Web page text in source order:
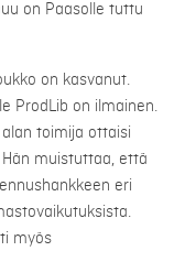
on Paasolle tuttu
on kasvanut.
ProdLib on ilmainen.
toimija ottaisi
muistuttaa, että
eri
myös